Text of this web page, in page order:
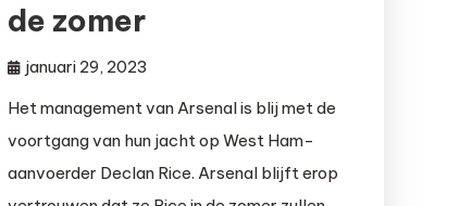
de zomer
januari 29, 2023
Het management van Arsenal is blij met de
voortgang van hun jacht op West Ham-
aanvoerder Declan Rice. Arsenal blijft erop